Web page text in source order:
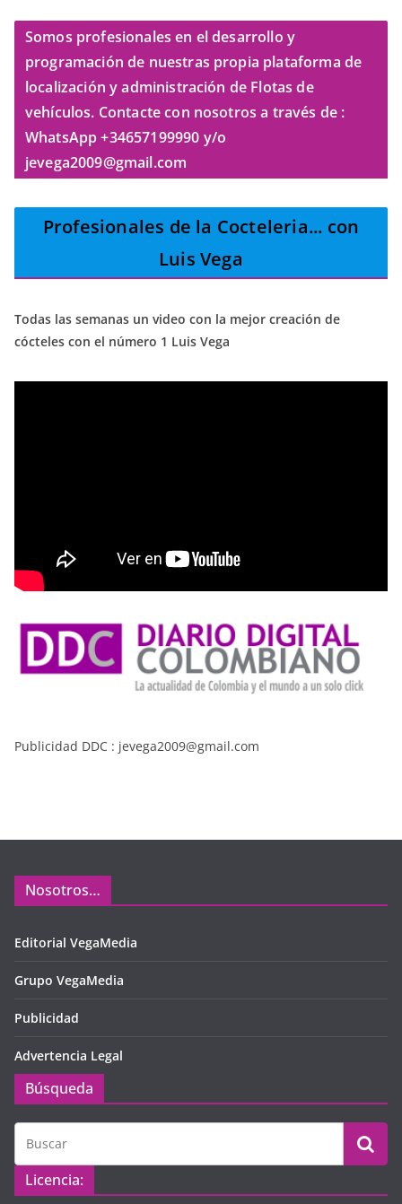
Somos profesionales en el desarrollo y
programación de nuestras propia plataforma de
localización y administración de Flotas de
vehículos. Contacte con nosotros a través de :
WhatsApp +34657199990 y/o
jevega2009@gmail.com
Profesionales de la Cocteleria... con
Luis Vega
Todas las semanas un video con la mejor creación de
cócteles con el número 1 Luis Vega
Publicidad DDC : jevega2009@gmail.com
Nosotros…
Editorial VegaMedia
Grupo VegaMedia
Publicidad
Advertencia Legal
Búsqueda
Licencia: